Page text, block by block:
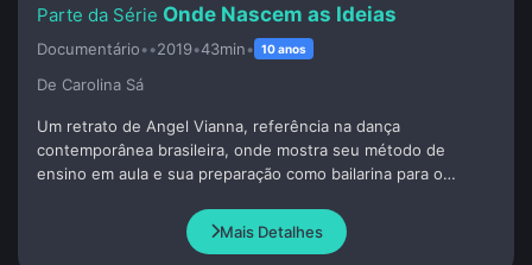
Onde Nascem as Ideias
Documentário••2019•43min• 10 anos
De Carolina Sá
Um retrato de Angel Vianna, referência na dança
contemporânea brasileira, onde mostra seu método de
ensino em aula e sua preparação como bailarina para o
sensível e potente, a obra revela a mestra, professora e
bailarina mineira, destacando sua contribuição única à arte da
Mais Detalhes